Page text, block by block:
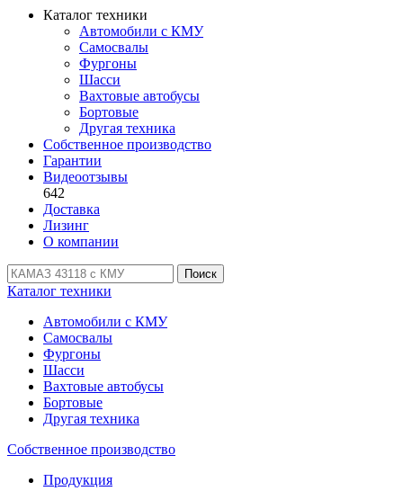
Каталог техники
Автомобили с КМУ
Самосвалы
Фургоны
Шасси
Вахтовые автобусы
Бортовые
Другая техника
Собственное производство
Гарантии
Видеоотзывы
642
Доставка
Лизинг
О компании
Поиск
Каталог техники
Автомобили с КМУ
Самосвалы
Фургоны
Шасси
Вахтовые автобусы
Бортовые
Другая техника
Собственное производство
Продукция